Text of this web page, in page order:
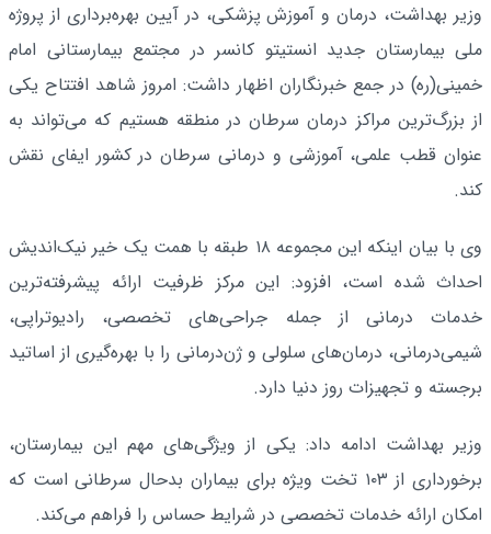
وزیر بهداشت، درمان و آموزش پزشکی، در آیین بهره‌برداری از پروژه
ملی بیمارستان جدید انستیتو کانسر در مجتمع بیمارستانی امام
خمینی(ره) در جمع خبرنگاران اظهار داشت: امروز شاهد افتتاح یکی
از بزرگ‌ترین مراکز درمان سرطان در منطقه هستیم که می‌تواند به
عنوان قطب علمی، آموزشی و درمانی سرطان در کشور ایفای نقش
کند.
وی با بیان اینکه این مجموعه ۱۸ طبقه با همت یک خیر نیک‌اندیش
احداث شده است، افزود: این مرکز ظرفیت ارائه پیشرفته‌ترین
خدمات درمانی از جمله جراحی‌های تخصصی، رادیوتراپی،
شیمی‌درمانی، درمان‌های سلولی و ژن‌درمانی را با بهره‌گیری از اساتید
برجسته و تجهیزات روز دنیا دارد.
وزیر بهداشت ادامه داد: یکی از ویژگی‌های مهم این بیمارستان،
برخورداری از ۱۰۳ تخت ویژه برای بیماران بدحال سرطانی است که
امکان ارائه خدمات تخصصی در شرایط حساس را فراهم می‌کند.